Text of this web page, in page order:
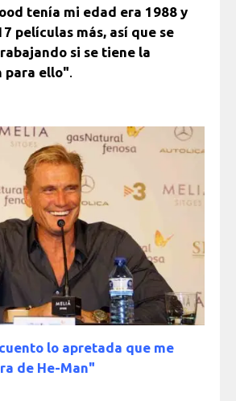
tenía mi edad era 1988 y
películas más, así que se
si se tiene la
para ello".
lo apretada que me
de He-Man"